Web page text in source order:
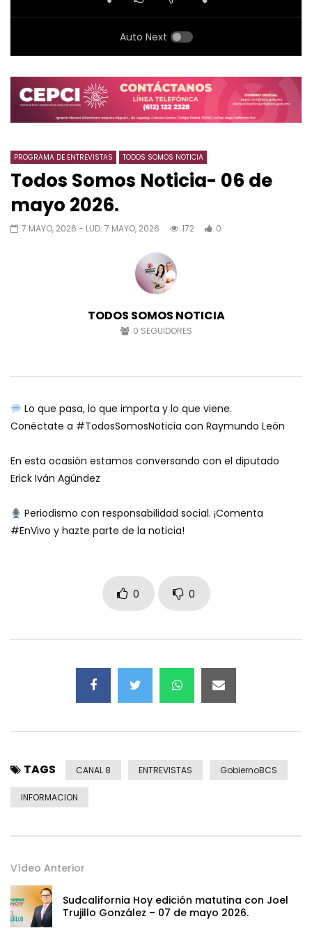
Auto Next
PROGRAMA DE ENTREVISTAS TODOS SOMOS NOTICIA
Todos Somos Noticia- 06 de
mayo 2026.
7 MAYO, 2026 - LUD: 7 MAYO, 2026 172 0
TODOS SOMOS NOTICIA
0 SEGUIDORES
Lo que pasa, lo que importa y lo que viene.
Conéctate a #TodosSomosNoticia con Raymundo León
En esta ocasión estamos conversando con el diputado
Erick Iván Agúndez
Periodismo con responsabilidad social. ¡Comenta
#EnVivo y hazte parte de la noticia!
0 0
TAGS CANAL 8 ENTREVISTAS GobiernoBCS
INFORMACION
Vídeo Anterior
Sudcalifornia Hoy edición matutina con Joel
Trujillo González – 07 de mayo 2026.